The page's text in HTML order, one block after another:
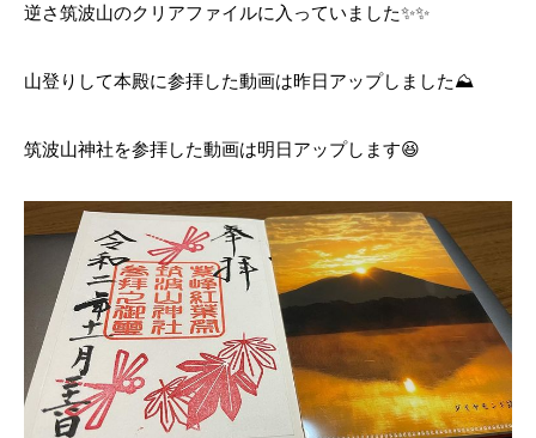
逆さ筑波山のクリアファイルに入っていました✨✨
山登りして本殿に参拝した動画は昨日アップしました⛰
筑波山神社を参拝した動画は明日アップします😆